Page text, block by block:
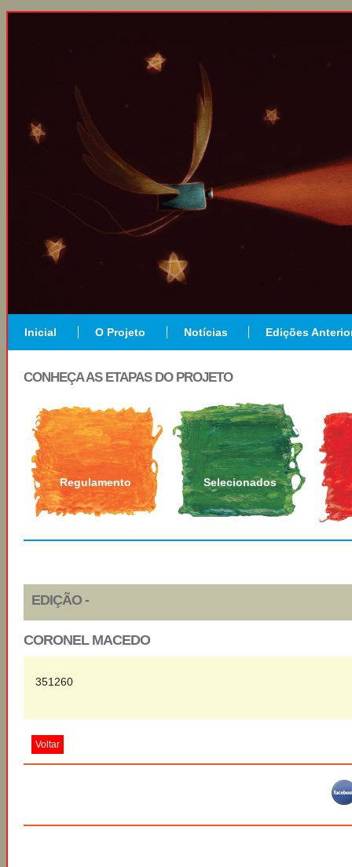
Inicial O Projeto Notícias Edições
CONHEÇA AS ETAPAS DO PROJETO
Regulamento Selecionados
EDIÇÃO -
CORONEL MACEDO
351260
Voltar